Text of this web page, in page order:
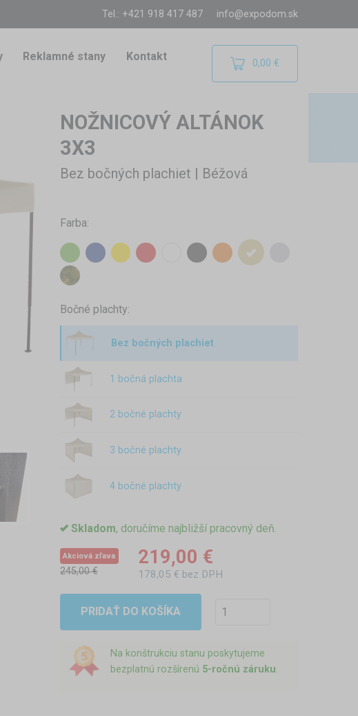
Tel.: +421 918 417 487 info@expodom.sk
Reklamné stany Kontakt 0,00 €
NOŽNICOVÝ ALTÁNOK
3X3
Bez bočných plachiet | Béžová
Farba:
Bočné plachty:
Bez bočných plachiet
1 bočná plachta
2 bočné plachty
3 bočné plachty
4 bočné plachty
Skladom, doručíme najbližší pracovný deň.
Akciová zľava
245,00 €
219,00 €
178,05 € bez DPH
PRIDAŤ DO KOŠÍKA
Na konštrukciu stanu poskytujeme
bezplatnú rozšírenú 5-ročnú záruku.